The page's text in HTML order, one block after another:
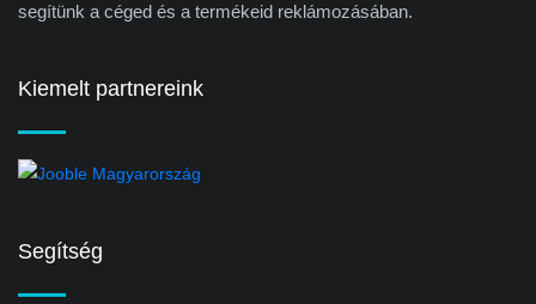
segítünk a céged és a termékeid reklámozásában.
Kiemelt partnereink
Segítség